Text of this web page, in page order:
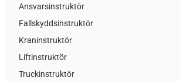
Ansvarsinstruktör
Fallskyddsinstruktör
Kraninstruktör
Liftinstruktör
Truckinstruktör